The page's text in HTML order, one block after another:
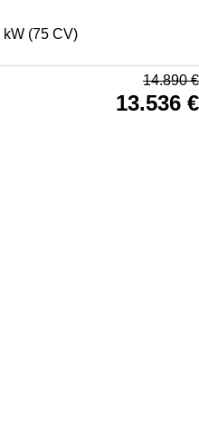
(75 CV)
14.890€
13.536 €